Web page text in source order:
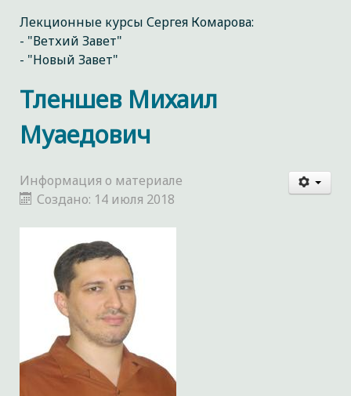
Лекционные курсы Сергея Комарова:
- "Ветхий Завет"
- "Новый Завет"
Тленшев Михаил
Муаедович
Информация о материале
Создано: 14 июля 2018